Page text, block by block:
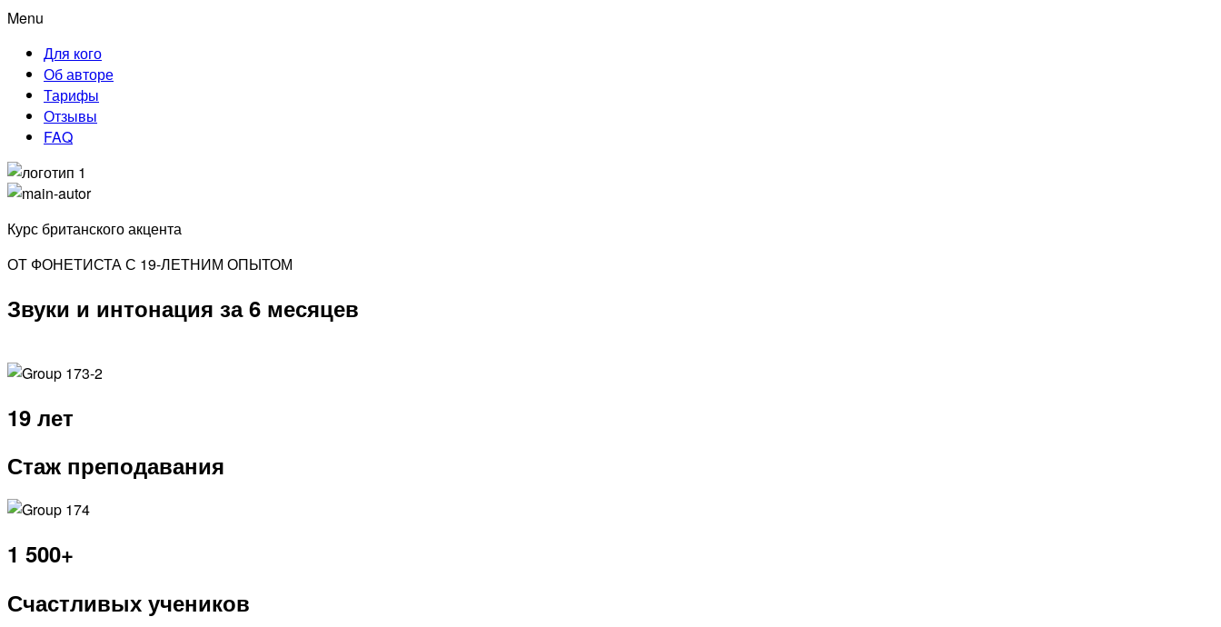
Menu
Для кого
Об авторе
Тарифы
Отзывы
FAQ
Курс британского акцента
ОТ ФОНЕТИСТА С 19-ЛЕТНИМ ОПЫТОМ
Звуки и интонация за 6 месяцев
19 лет
Стаж преподавания
1 500+
Счастливых учеников